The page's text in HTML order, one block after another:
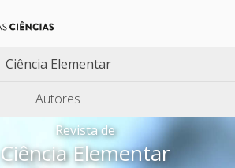
Ciência Elementar
Autores
Revista de
Ciência Elementar